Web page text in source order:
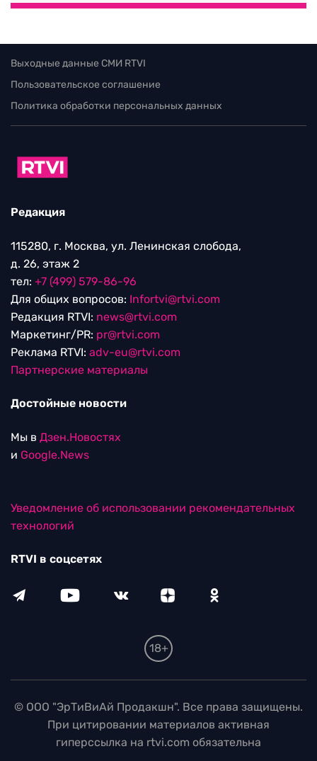
Выходные данные СМИ RTVI
Пользовательское соглашение
Политика обработки персональных данных
Редакция
115280, г. Москва, ул. Ленинская слобода,
д. 26, этаж 2
тел: +7 (499) 579-86-96
Для общих вопросов: Infortvi@rtvi.com
Редакция RTVI: news@rtvi.com
Маркетинг/PR: pr@rtvi.com
Реклама RTVI: adv-eu@rtvi.com
Партнерские материалы
Достойные новости
Мы в Дзен.Новостях
и Google.News
Уведомление об использовании рекомендательных
технологий
RTVI в соцсетях
18+
© ООО "ЭрТиВиАй Продакшн". Все права защищены.
При цитировании материалов активная
гиперссылка на rtvi.com обязательна